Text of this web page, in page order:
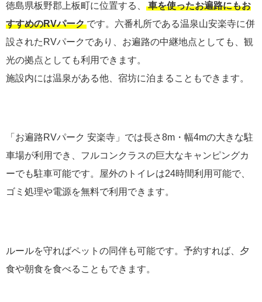
徳島県板野郡上板町に位置する、
車を使ったお遍路にもお
すすめのRVパーク です。六番札所である温泉山安楽寺に併
設されたRVパークであり、お遍路の中継地点としても、観
光の拠点としても利用できます。
施設内には温泉がある他、宿坊に泊まることもできます。
「お遍路RVパーク 安楽寺」では長さ8m・幅4mの大きな駐
車場が利用でき、フルコンクラスの巨大なキャンピングカ
ーでも駐車可能です。屋外のトイレは24時間利用可能で、
ゴミ処理や電源を無料で利用できます。
ルールを守ればペットの同伴も可能です。予約すれば、夕
食や朝食を食べることもできます。